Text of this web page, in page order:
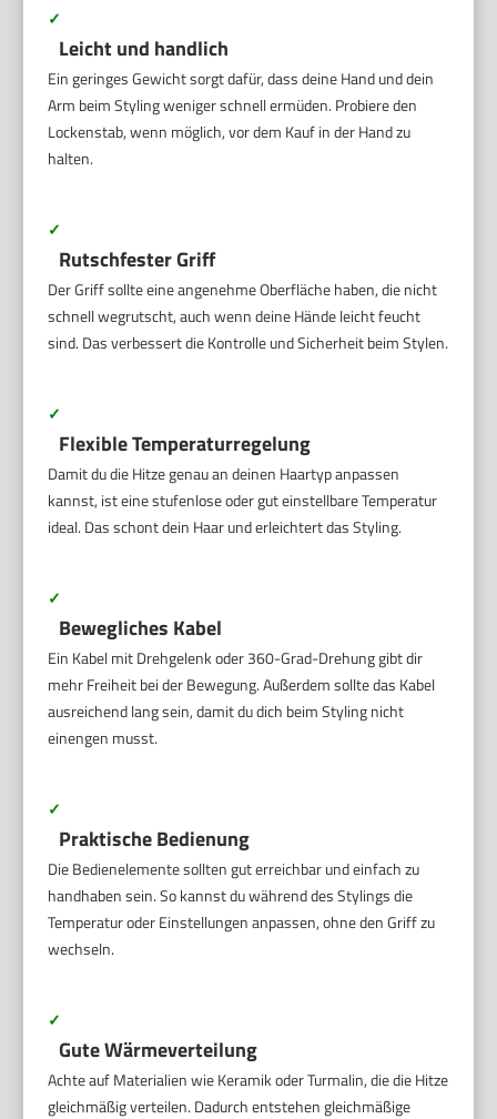
✓
Leicht und handlich
Ein geringes Gewicht sorgt dafür, dass deine Hand und dein
Arm beim Styling weniger schnell ermüden. Probiere den
Lockenstab, wenn möglich, vor dem Kauf in der Hand zu
halten.
✓
Rutschfester Griff
Der Griff sollte eine angenehme Oberfläche haben, die nicht
schnell wegrutscht, auch wenn deine Hände leicht feucht
sind. Das verbessert die Kontrolle und Sicherheit beim Stylen.
✓
Flexible Temperaturregelung
Damit du die Hitze genau an deinen Haartyp anpassen
kannst, ist eine stufenlose oder gut einstellbare Temperatur
ideal. Das schont dein Haar und erleichtert das Styling.
✓
Bewegliches Kabel
Ein Kabel mit Drehgelenk oder 360-Grad-Drehung gibt dir
mehr Freiheit bei der Bewegung. Außerdem sollte das Kabel
ausreichend lang sein, damit du dich beim Styling nicht
einengen musst.
✓
Praktische Bedienung
Die Bedienelemente sollten gut erreichbar und einfach zu
handhaben sein. So kannst du während des Stylings die
Temperatur oder Einstellungen anpassen, ohne den Griff zu
wechseln.
✓
Gute Wärmeverteilung
Achte auf Materialien wie Keramik oder Turmalin, die die Hitze
gleichmäßig verteilen. Dadurch entstehen gleichmäßige